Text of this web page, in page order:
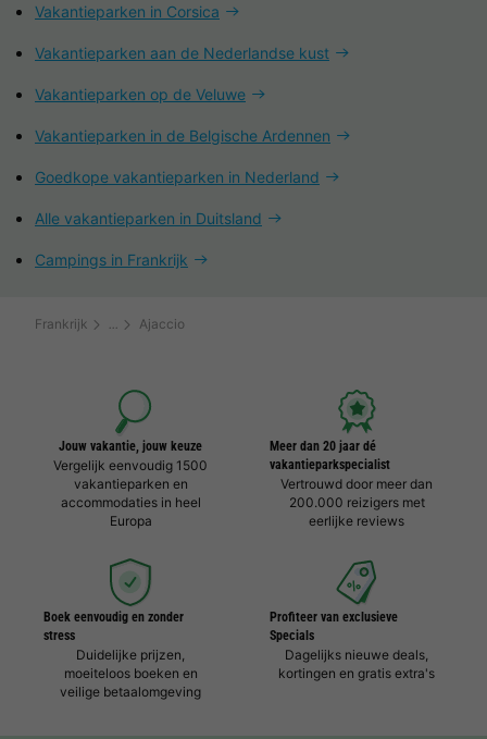
Vakantieparken in Corsica
Vakantieparken aan de Nederlandse kust
Vakantieparken op de Veluwe
Vakantieparken in de Belgische Ardennen
Goedkope vakantieparken in Nederland
Alle vakantieparken in Duitsland
Campings in Frankrijk
Frankrijk Ajaccio
Jouw vakantie, jouw keuze
Vergelijk eenvoudig 1500
vakantieparken en
accommodaties in heel
Europa
Meer dan 20 jaar dé
vakantieparkspecialist
Vertrouwd door meer dan
200.000 reizigers met
eerlijke reviews
Boek eenvoudig en zonder
stress
Duidelijke prijzen,
moeiteloos boeken en
veilige betaalomgeving
Profiteer van exclusieve
Specials
Dagelijks nieuwe deals,
kortingen en gratis extra's